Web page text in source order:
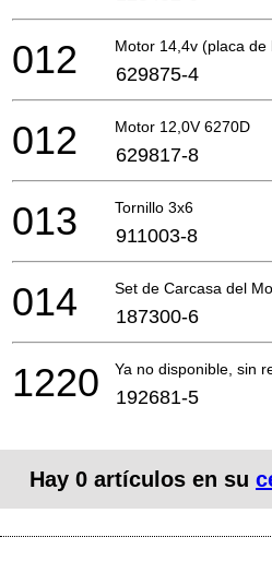
Motor 14,4v (placa de
012 629875-4
Motor 12,0V 6270D
012 629817-8
Tornillo 3x6
013 911003-8
Set de Carcasa del
014 187300-6
Ya no disponible, sin
1220 192681-5
Hay 0 artículos en su